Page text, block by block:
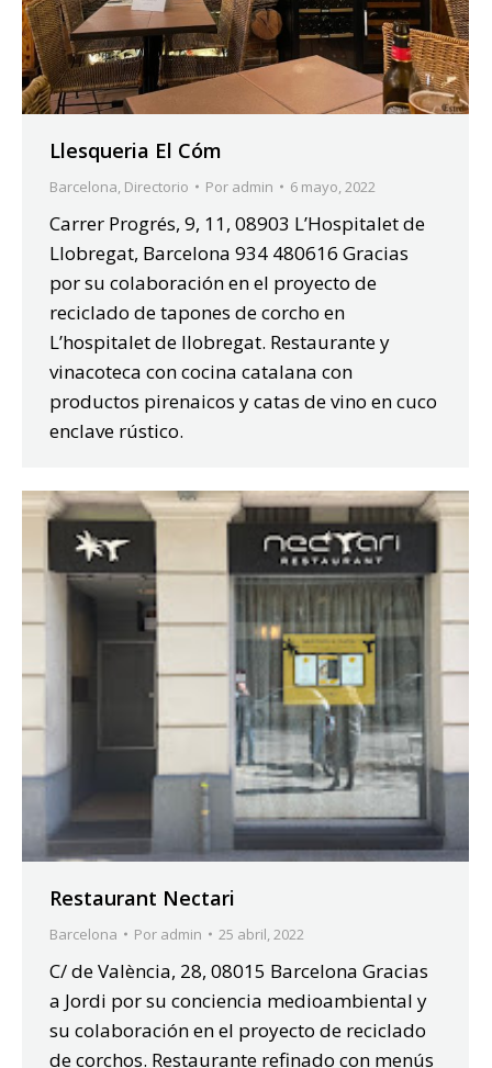
Llesqueria El Cóm
Barcelona, Directorio Por admin 6 mayo, 2022
Carrer Progrés, 9, 11, 08903 L’Hospitalet de
Llobregat, Barcelona 934 480616 Gracias
por su colaboración en el proyecto de
reciclado de tapones de corcho en
L’hospitalet de llobregat. Restaurante y
vinacoteca con cocina catalana con
productos pirenaicos y catas de vino en cuco
enclave rústico.
Restaurant Nectari
Barcelona Por admin 25 abril, 2022
C/ de València, 28, 08015 Barcelona Gracias
a Jordi por su conciencia medioambiental y
su colaboración en el proyecto de reciclado
de corchos. Restaurante refinado con menús